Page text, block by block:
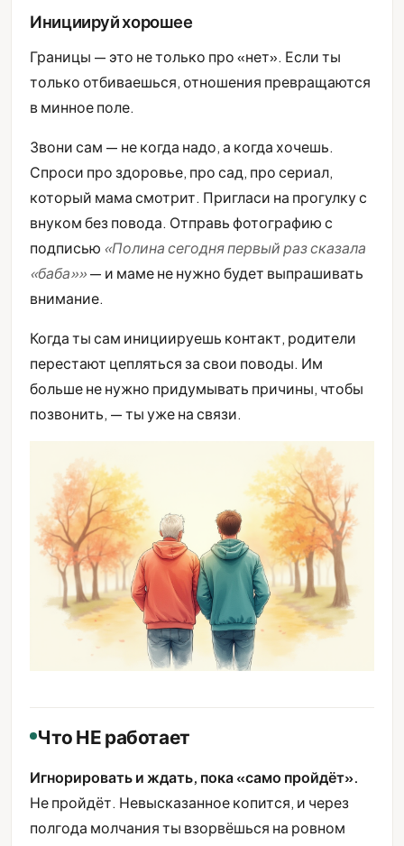
Инициируй хорошее
Границы — это не только про «нет». Если ты
только отбиваешься, отношения превращаются
в минное поле.
Звони сам — не когда надо, а когда хочешь.
Спроси про здоровье, про сад, про сериал,
который мама смотрит. Пригласи на прогулку с
внуком без повода. Отправь фотографию с
подписью «Полина сегодня первый раз сказала
«баба»»— и маме не нужно будет выпрашивать
внимание.
Когда ты сам инициируешь контакт, родители
перестают цепляться за свои поводы. Им
больше не нужно придумывать причины, чтобы
позвонить, — ты уже на связи.
Что НЕ работает
Игнорировать и ждать, пока «само пройдёт».
Не пройдёт. Невысказанное копится, и через
полгода молчания ты взорвёшься на ровном